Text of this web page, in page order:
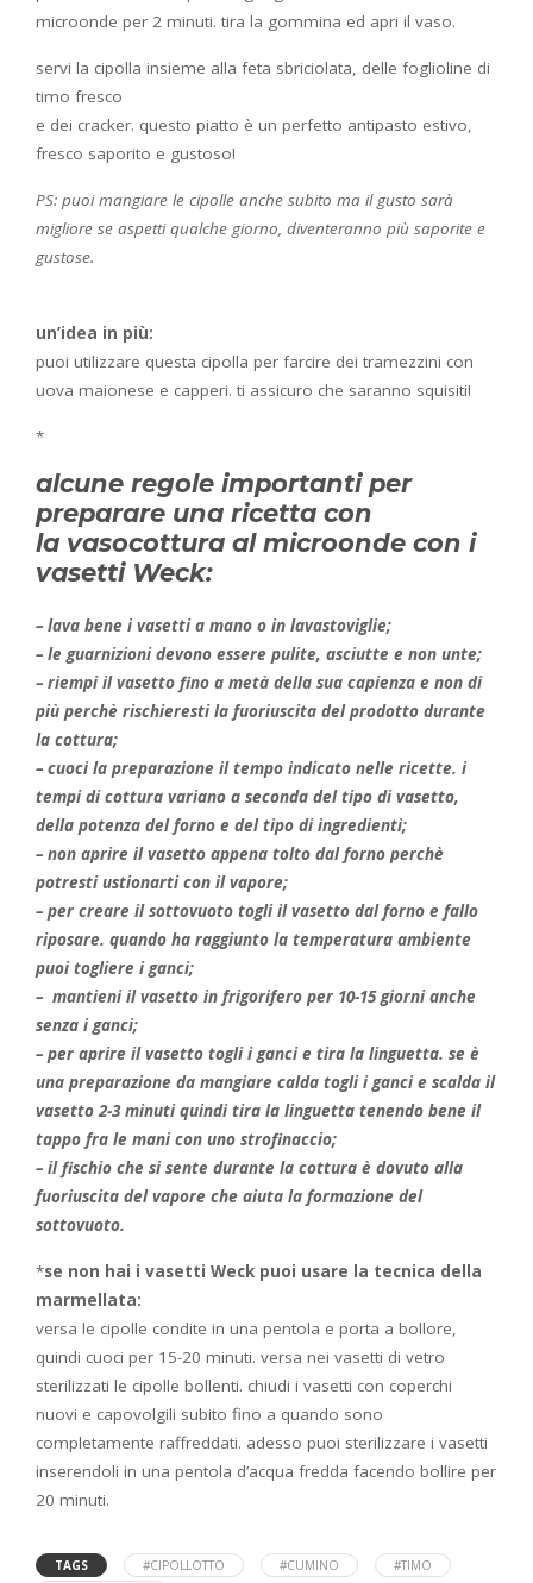
microonde per 2 minuti. tira la gommina ed apri il vaso.
servi la cipolla insieme alla feta sbriciolata, delle foglioline di
timo fresco
e dei cracker. questo piatto è un perfetto antipasto estivo,
fresco saporito e gustoso!
PS: puoi mangiare le cipolle anche subito ma il gusto sarà
migliore se aspetti qualche giorno, diventeranno più saporite e
gustose.
un’idea in più:
puoi utilizzare questa cipolla per farcire dei tramezzini con
uova maionese e capperi. ti assicuro che saranno squisiti!
*
alcune regole importanti per
preparare una ricetta con
la vasocottura al microonde con i
vasetti Weck:
– lava bene i vasetti a mano o in lavastoviglie;
– le guarnizioni devono essere pulite, asciutte e non unte;
– riempi il vasetto fino a metà della sua capienza e non di
più perchè rischieresti la fuoriuscita del prodotto durante
la cottura;
– cuoci la preparazione il tempo indicato nelle ricette. i
tempi di cottura variano a seconda del tipo di vasetto,
della potenza del forno e del tipo di ingredienti;
– non aprire il vasetto appena tolto dal forno perchè
potresti ustionarti con il vapore;
– per creare il sottovuoto togli il vasetto dal forno e fallo
riposare. quando ha raggiunto la temperatura ambiente
puoi togliere i ganci;
– mantieni il vasetto in frigorifero per 10-15 giorni anche
senza i ganci;
– per aprire il vasetto togli i ganci e tira la linguetta. se è
una preparazione da mangiare calda togli i ganci e scalda il
vasetto 2-3 minuti quindi tira la linguetta tenendo bene il
tappo fra le mani con uno strofinaccio;
– il fischio che si sente durante la cottura è dovuto alla
fuoriuscita del vapore che aiuta la formazione del
sottovuoto.
*se non hai i vasetti Weck puoi usare la tecnica della
marmellata:
versa le cipolle condite in una pentola e porta a bollore,
quindi cuoci per 15-20 minuti. versa nei vasetti di vetro
sterilizzati le cipolle bollenti. chiudi i vasetti con coperchi
nuovi e capovolgili subito fino a quando sono
completamente raffreddati. adesso puoi sterilizzare i vasetti
inserendoli in una pentola d’acqua fredda facendo bollire per
20 minuti.
TAGS #CIPOLLOTTO #CUMINO
#TIMO